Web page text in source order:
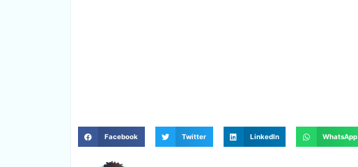
Facebook Twitter LinkedIn WhatsApp